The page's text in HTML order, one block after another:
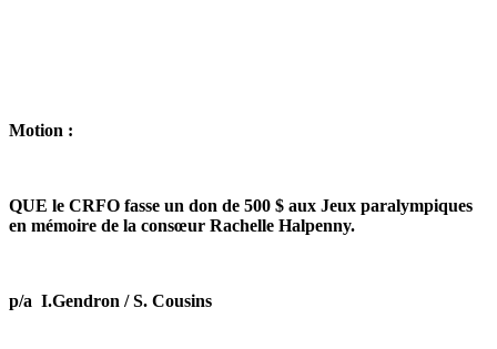
Motion :
QUE le CRFO fasse un don de 500 $ aux Jeux paralympiques
en mémoire de la consœur Rachelle Halpenny.
p/a I.Gendron / S. Cousins